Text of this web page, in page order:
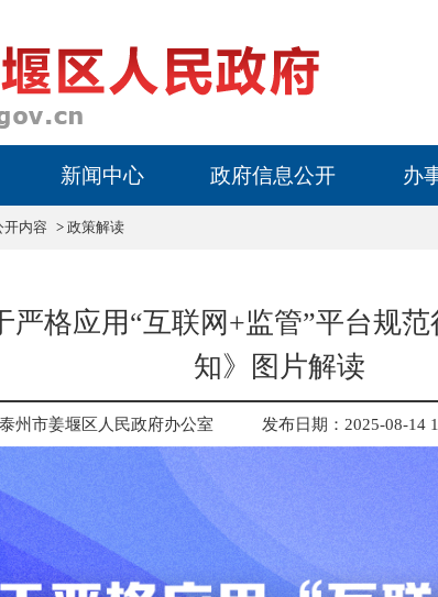
新闻中心 政府信息公开 办
开内容 > 政策解读
严格应用“互联网+监管”平台规
知》图片解读
州市姜堰区人民政府办公室 发布日期：2025-08-14